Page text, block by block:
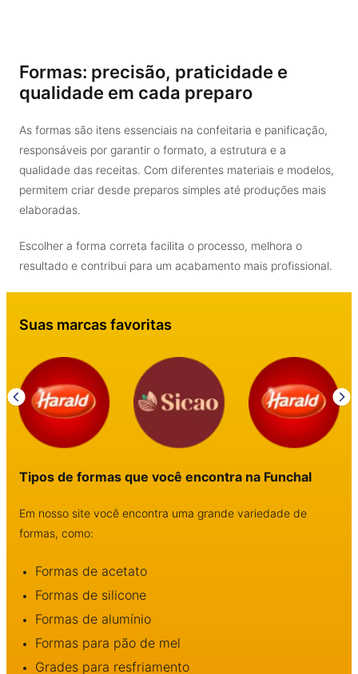
Formas: precisão, praticidade e
qualidade em cada preparo
As formas são itens essenciais na confeitaria e panificação,
responsáveis por garantir o formato, a estrutura e a
qualidade das receitas. Com diferentes materiais e modelos,
permitem criar desde preparos simples até produções mais
elaboradas.
Escolher a forma correta facilita o processo, melhora o
resultado e contribui para um acabamento mais profissional.
Suas marcas favoritas
Tipos de formas que você encontra na Funchal
Em nosso site você encontra uma grande variedade de
formas, como:
Formas de acetato
Formas de silicone
Formas de alumínio
Formas para pão de mel
Grades para resfriamento